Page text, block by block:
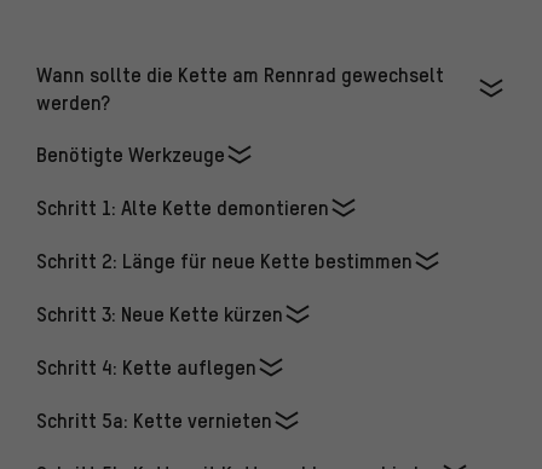
Wann sollte die Kette am Rennrad gewechselt
werden?
Benötigte Werkzeuge
Schritt 1: Alte Kette demontieren
Schritt 2: Länge für neue Kette bestimmen
Schritt 3: Neue Kette kürzen
Schritt 4: Kette auflegen
Schritt 5a: Kette vernieten